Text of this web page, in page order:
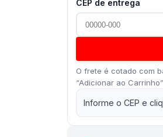
CEP de entrega
O frete é cotado com
“Adicionar ao
Informe o CEP e